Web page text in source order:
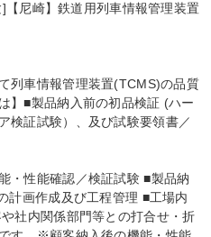
尼崎】鉄道用列車情報管理装置
列車情報管理装置(TCMS)の品質
】■製品納入前の初品検証 (ハー
検証試験）、及び試験要領書／
・性能確認／検証試験 ■製品納
計画作成及び工程管理 ■工場内
社内関係部門等との打合せ・折